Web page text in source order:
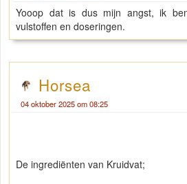
Yooop dat is dus mijn angst, ik
vulstoffen en doseringen.
Horsea
04 oktober 2025 om 08:25
De ingrediënten van Kruidvat;